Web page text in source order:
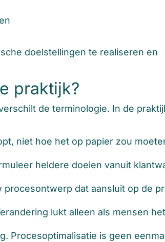
doelstellingen te realiseren en
praktijk?
de terminologie. In de
niet hoe het op papier zou
heldere doelen vanuit
dat aansluit op de
lukt alleen als mensen
Procesoptimalisatie is geen